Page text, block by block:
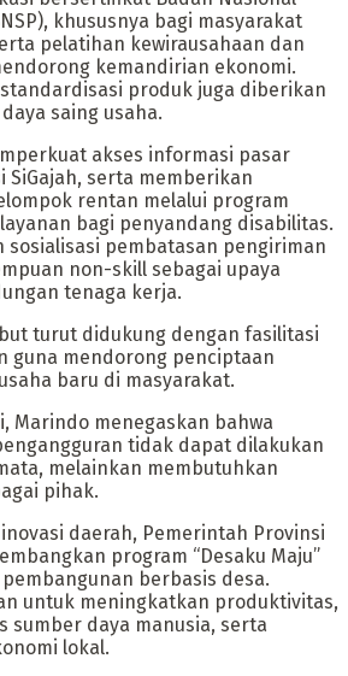
khususnya bagi masyarakat
pelatihan kewirausahaan dan
kemandirian ekonomi.
produk juga diberikan
saing usaha.
akses informasi pasar
SiGajah, serta memberikan
rentan melalui program
bagi penyandang disabilitas.
sosialisasi pembatasan pengiriman
non-skill sebagai upaya
tenaga kerja.
turut didukung dengan fasilitasi
guna mendorong penciptaan
baru di masyarakat.
Marindo menegaskan bahwa
tidak dapat dilakukan
melainkan membutuhkan
pihak.
daerah, Pemerintah Provinsi
program “Desaku Maju”
berbasis desa.
untuk meningkatkan produktivitas,
sumber daya manusia, serta
lokal.